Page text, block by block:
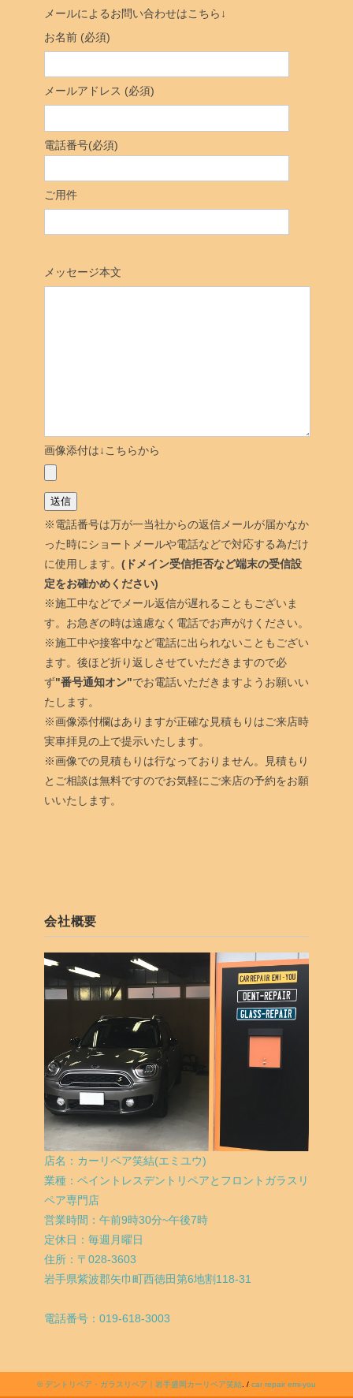
メールによるお問い合わせはこちら↓
お名前 (必須)
メールアドレス (必須)
電話番号(必須)
ご用件
メッセージ本文
画像添付は↓こちらから
※電話番号は万が一当社からの返信メールが届かなか
った時にショートメールや電話などで対応する為だけ
に使用します。 (ドメイン受信拒否など端末の受信設
定をお確かめください)
※施工中などでメール返信が遅れることもございま
す。お急ぎの時は遠慮なく電話でお声がけください。
※施工中や接客中など電話に出られないこともござい
ます。後ほど折り返しさせていただきますので必
ず"番号通知オン"でお電話いただきますようお願いい
たします。
※画像添付欄はありますが正確な見積もりはご来店時
実車拝見の上で提示いたします。
※画像での見積もりは行なっておりません。見積もり
とご相談は無料ですのでお気軽にご来店の予約をお願
いいたします。
会社概要
店名：カーリペア笑結(エミユウ)
業種：ペイントレスデントリペアとフロントガラスリ
ペア専門店
営業時間：午前9時30分~午後7時
定休日：毎週月曜日
住所：〒028-3603
岩手県紫波郡矢巾町西徳田第6地割118-31
電話番号：019-618-3003
©デントリペア・ガラスリペア｜岩手盛岡カーリペア笑結 . / car repair emi-you